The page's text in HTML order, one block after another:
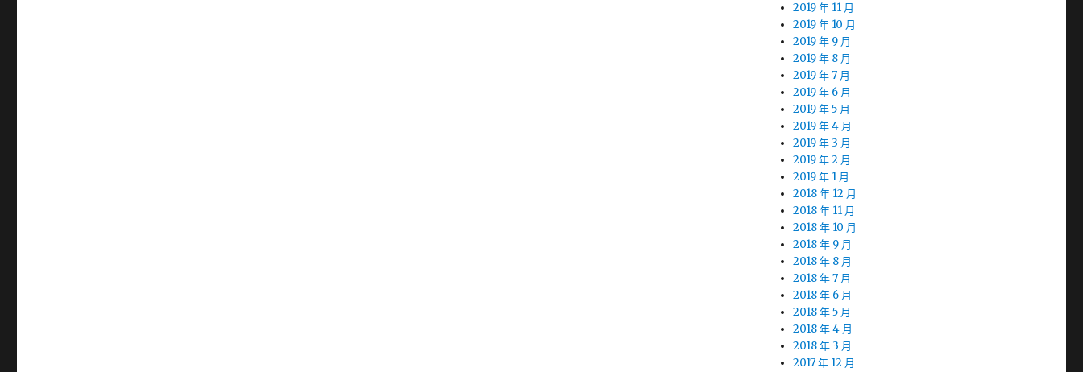
2019 年 11 月
2019 年 10 月
2019 年 9 月
2019 年 8 月
2019 年 7 月
2019 年 6 月
2019 年 5 月
2019 年 4 月
2019 年 3 月
2019 年 2 月
2019 年 1 月
2018 年 12 月
2018 年 11 月
2018 年 10 月
2018 年 9 月
2018 年 8 月
2018 年 7 月
2018 年 6 月
2018 年 5 月
2018 年 4 月
2018 年 3 月
2017 年 12 月